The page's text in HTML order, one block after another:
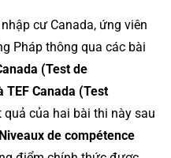
cư Canada, ứng viên
Pháp thông qua các bài
(Test de
TEF Canada (Test
quả của hai bài thi này sau
de compétence